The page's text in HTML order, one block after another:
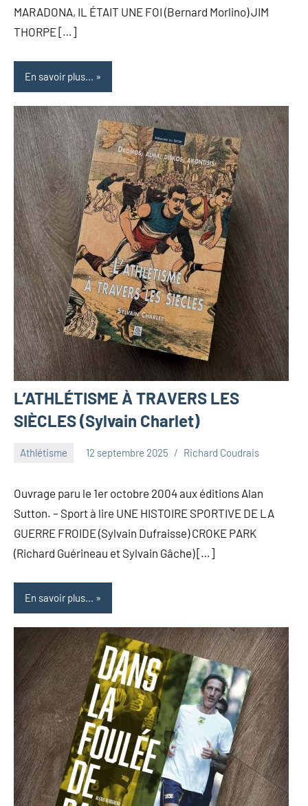
MARADONA, IL ÉTAIT UNE FOI (Bernard Morlino) JIM
THORPE […]
En savoir plus...
L’ATHLÉTISME À TRAVERS LES
SIÈCLES (Sylvain Charlet)
Athlétisme 12 septembre 2025 Richard Coudrais
Ouvrage paru le 1er octobre 2004 aux éditions Alan
Sutton. – Sport à lire UNE HISTOIRE SPORTIVE DE LA
GUERRE FROIDE (Sylvain Dufraisse) CROKE PARK
(Richard Guérineau et Sylvain Gâche) […]
En savoir plus...